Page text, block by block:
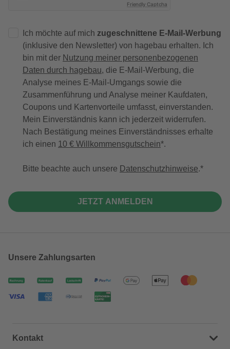
Friendly Captcha
Ich möchte auf mich zugeschnittene E-Mail-Werbung
(inklusive den Newsletter) von hagebau erhalten. Ich
bin mit der Nutzung meiner personenbezogenen
Daten durch hagebau, die E-Mail-Werbung, die
Analyse meines E-Mail-Umgangs sowie die
Zusammenführung und Analyse meiner Kaufdaten,
Coupons und Kartenvorteile umfasst, einverstanden.
Mein Einverständnis kann ich jederzeit widerrufen.
Nach Bestätigung meines Einverständnisses erhalte
ich einen 10 € Willkommensgutschein*.
Bitte beachte auch unsere Datenschutzhinweise.
JETZT ANMELDEN
Unsere Zahlungsarten
Kontakt